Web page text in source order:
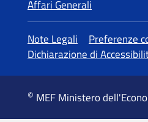
Affari Generali
Altre
Note Legali Preferenze
Dichiarazione di
© MEF Ministero